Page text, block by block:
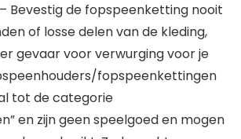
Bevestig de fopspeenketting nooit
of losse delen van de kleding,
gevaar voor verwurging voor je
fopspeenkettingen
tot de categorie
en zijn geen speelgoed en mogen